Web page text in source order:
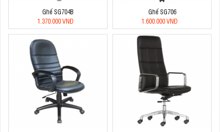
Ghế SG704B
1.370.000 VNĐ
Ghế SG706
1.600.000 VNĐ